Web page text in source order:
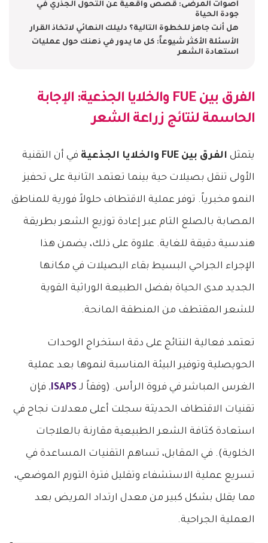
أصوات المرضى: قصص واقعية عن التحول الجذري في
جودة الحياة
هل أنت جاهز للخطوة التالية؟ دليلك النهائي لاتخاذ القرار
الأسئلة الأكثر شيوعاً: كل ما يدور في ذهنك حول عمليات
استعادة الشعر
الفرق بين FUE والخلايا الجذعية
: الإجابة
الحاسمة لنتائج زراعة الشعر
يتمثل الفرق بين FUE والخلايا الجذعية في أن التقنية
الأولى تنقل بصيلات حية بينما تعتمد الثانية على تحفيز
النمو مخبرياً. توفر عملية الاقتطاف حلولاً فورية للمناطق
المصابة بالصلع التام عبر إعادة توزيع الشعر بطريقة
هندسية دقيقة للغاية. علاوة على ذلك، يضمن هذا
الإجراء الجراحي البسيط بقاء البصيلات في مكانها
الجديد مدى الحياة بفضل الطبيعة الوراثية القوية
للشعر المقتطف من المنطقة المانحة.
تعتمد فعالية النتائج على دقة استخراج الوحدات
الحويصلية وتوفير البيئة المناسبة لنموها بعد عملية
الغرس المباشر في فروة الرأس. (وفقاً لـISAPS, فإن
تقنيات الاقتطاف الحديثة سجلت أعلى معدلات نجاح في
استعادة كثافة الشعر الطبيعية مقارنة بالعلاجات
الخلوية). في المقابل، تساهم التقنيات المساعدة في
تسريع عملية الاستشفاء وتقليل فترة التورم الموضعي،
مما يقلل بشكل كبير من معدل ارتداد المريض بعد
العملية الجراحية.